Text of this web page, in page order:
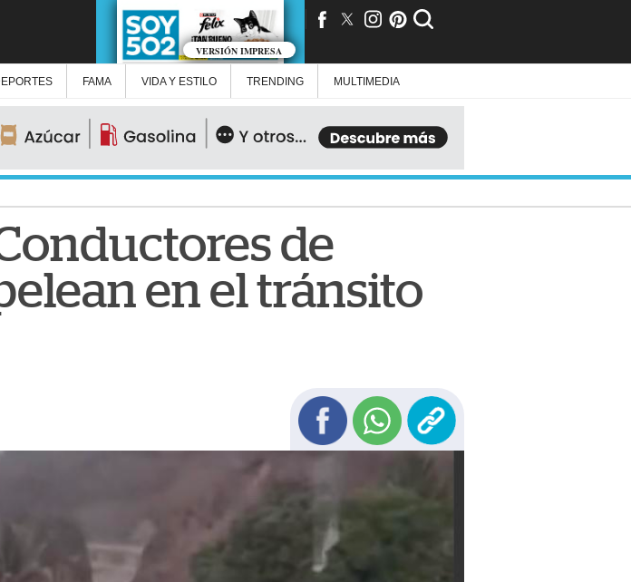
VERSIÓN IMPRESA
FAMA VIDA Y ESTILO TRENDING MULTIMEDIA
de
en el tránsito